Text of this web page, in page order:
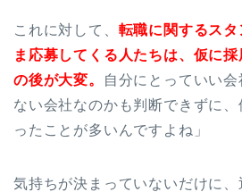
これに対して、 転職に関するスタ
ま応募してくる人たちは、仮に
の後が大変。
自分にとっていい
ない会社なのかも判断できずに
ったことが多いんですよね」
気持ちが決まっていないだけに